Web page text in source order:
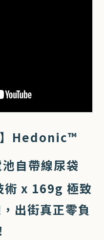
】Hedonic™
自帶線尿袋
術 x 169g 極致
出街真正零負